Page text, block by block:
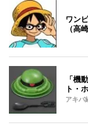
ワン
（高
「機
ト・
アキバ